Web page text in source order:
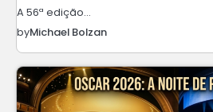
A 56ª edição…
byMichael Bolzan